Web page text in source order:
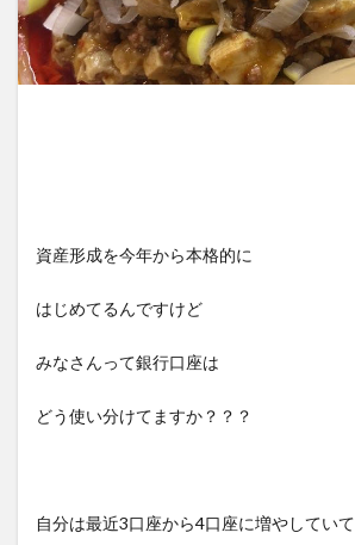
資産形成を今年から本格的に
はじめてるんですけど
みなさんって銀行口座は
どう使い分けてますか？？？
自分は最近3口座から4口座に増やしていて